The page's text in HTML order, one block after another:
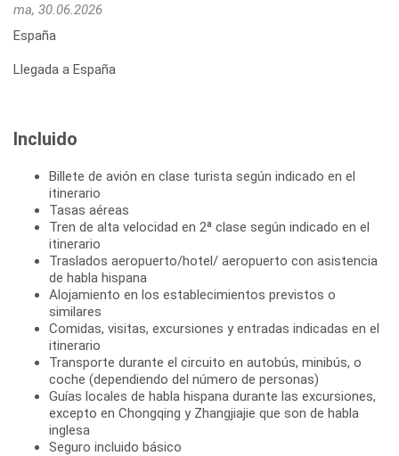
ma, 30.06.2026
España
Llegada a España
Incluido
Billete de avión en clase turista según indicado en el
itinerario
Tasas aéreas
Tren de alta velocidad en 2ª clase según indicado en el
itinerario
Traslados aeropuerto/hotel/ aeropuerto con asistencia
de habla hispana
Alojamiento en los establecimientos previstos o
similares
Comidas, visitas, excursiones y entradas indicadas en el
itinerario
Transporte durante el circuito en autobús, minibús, o
coche (dependiendo del número de personas)
Guías locales de habla hispana durante las excursiones,
excepto en Chongqing y Zhangjiajie que son de habla
inglesa
Seguro incluido básico